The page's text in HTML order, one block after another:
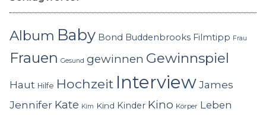
Album Baby Bond Buddenbrooks Filmtipp Frau
Frauen Gesund gewinnen Gewinnspiel
Haut Hilfe Hochzeit InterviewJames
Jennifer Kate Kim Kind Kinder Kino Körper Leben